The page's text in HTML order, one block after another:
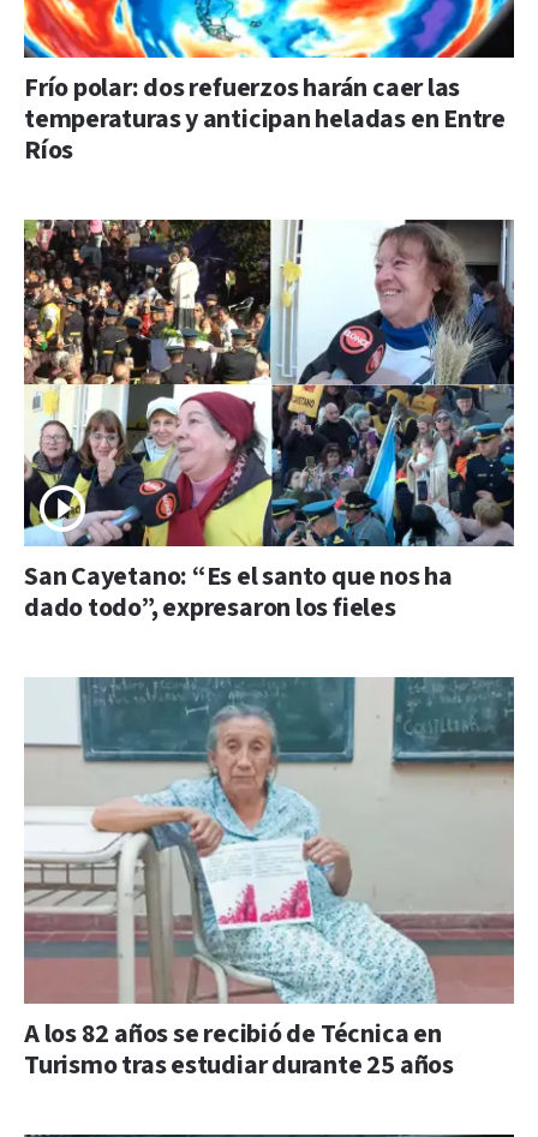
Frío polar: dos refuerzos harán caer las
temperaturas y anticipan heladas en Entre
Ríos
San Cayetano: “Es el santo que nos ha
dado todo”, expresaron los fieles
A los 82 años se recibió de Técnica en
Turismo tras estudiar durante 25 años